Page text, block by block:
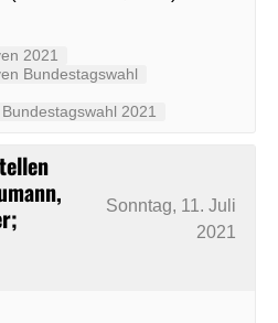
2021
Bundestagswahl
2021
Sonntag, 11. Juli
2021